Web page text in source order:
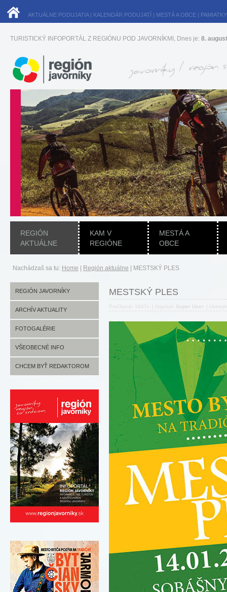
AKTUÁLNE PODUJATIA| KALENDÁR PODUJATÍ | MESTÁ A OBCE | PAMIATKY
TURISTICKÝ INFOPORTÁL Z REGIÓNU POD JAVORNÍKMI, Dnes je: 8.
REGIÓN
AKTUÁLNE
KAM V
REGIÓNE
MESTÁ A
OBCE
Nachádzaš sa tu: Home Región aktuálne MESTSKÝ PLES
REGIÓN JAVORNÍKY
ARCHÍV AKTUALITY
FOTOGALÉRIE
VŠEOBECNÉ INFO
CHCEM BYŤ REDAKTOROM
MESTSKÝ PLES
Prečítané: 1867x Napísal: Super User